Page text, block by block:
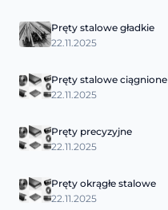
Pręty stalowe gładkie
22.11.2025
Pręty stalowe ciągnione
22.11.2025
Pręty precyzyjne
22.11.2025
Pręty okrągłe stalowe
22.11.2025